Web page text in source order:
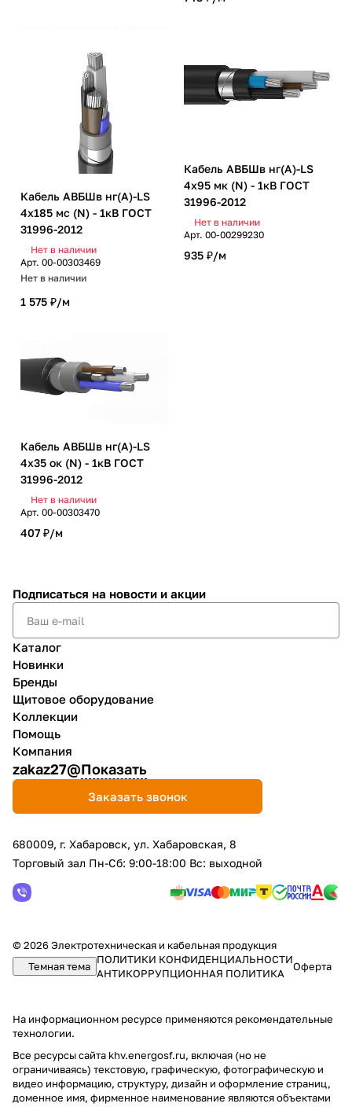
Кабель АВБШв нг(А)-LS
4х185 мc (N) - 1кВ ГОСТ
31996-2012
Нет в наличии
Арт. 00-00303469
Нет в наличии
1 575 ₽/м
Кабель АВБШв нг(А)-LS
4х95 мк (N) - 1кВ ГОСТ
31996-2012
Нет в наличии
Арт. 00-00299230
935 ₽/м
Кабель АВБШв нг(А)-LS
4х35 ок (N) - 1кВ ГОСТ
31996-2012
Нет в наличии
Арт. 00-00303470
407 ₽/м
Подписаться на новости и акции
Каталог
Новинки
Бренды
Щитовое оборудование
Коллекции
Помощь
Компания
zakaz27@Показать
Заказать звонок
680009, г. Хабаровск, ул. Хабаровская, 8
Торговый зал Пн-Сб: 9:00-18:00 Вс: выходной
© 2026 Электротехническая и кабельная продукция
Темная тема
ПОЛИТИКИ КОНФИДЕНЦИАЛЬНОСТИ
АНТИКОРРУПЦИОННАЯ ПОЛИТИКА
Оферта
На информационном ресурсе применяются рекомендательные
технологии.
Все ресурсы сайта khv.energosf.ru, включая (но не
ограничиваясь) текстовую, графическую, фотографическую и
видео информацию, структуру, дизайн и оформление страниц,
доменное имя, фирменное наименование являются объектами